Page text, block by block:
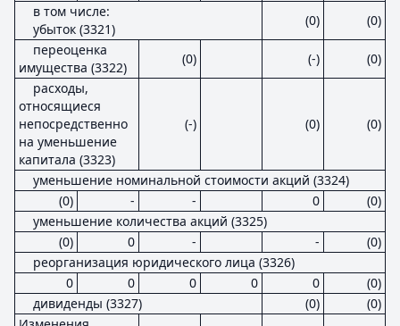
в том числе:
убыток (3321)
(0)
(0)
переоценка
имущества (3322)
(0) (-)
(0)
расходы,
относящиеся
непосредственно
на уменьшение
капитала (3323)
(-) (0) (0)
уменьшение номинальной стоимости акций (3324)
(0)
- - 0
(0)
уменьшение количества акций (3325)
(0)
0 - -
(0)
реорганизация юридического лица (3326)
0
0 0 0 0
(0)
дивиденды (3327)
(0)
(0)